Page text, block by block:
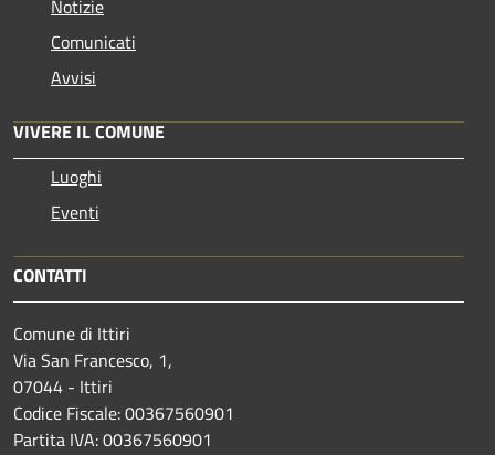
Notizie
Comunicati
Avvisi
VIVERE IL COMUNE
Luoghi
Eventi
CONTATTI
Comune di Ittiri
Via San Francesco, 1,
07044 - Ittiri
Codice Fiscale: 00367560901
Partita IVA: 00367560901